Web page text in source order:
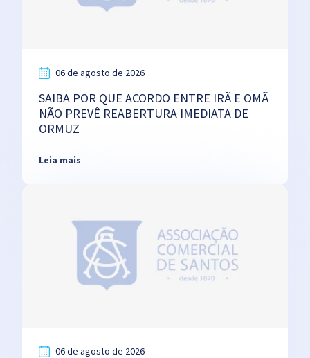
06 de agosto de 2026
SAIBA POR QUE ACORDO ENTRE IRÃ E OMÃ
NÃO PREVÊ REABERTURA IMEDIATA DE
ORMUZ
Leia mais
06 de agosto de 2026